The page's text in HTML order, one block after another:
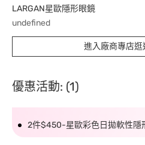
LARGAN星歐隱形眼鏡
undefined
進入廠商專店逛
優惠活動: (1)
2件$450-星歐彩色日拋軟性隱